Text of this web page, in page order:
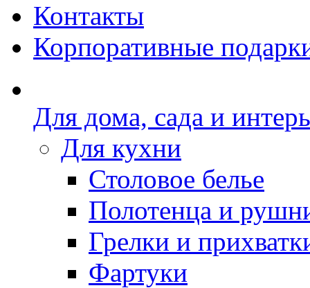
Контакты
Корпоративные
Для дома, сада и
Для кухни
Столовое белье
Полотенца и
Грелки и
Фартуки